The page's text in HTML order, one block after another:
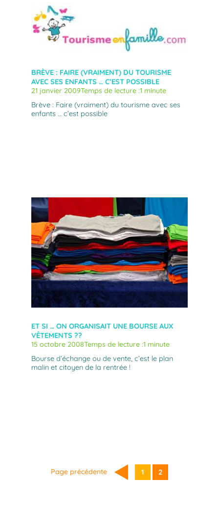
BRÈVE : FAIRE (VRAIMENT) DU TOURISME
AVEC SES ENFANTS … C’EST POSSIBLE
21 janvier 2009Temps de lecture :1 minute
Brève : Faire (vraiment) du tourisme avec ses
enfants … c’est possible
ET SI … ON ORGANISAIT UNE BOURSE AUX
VÊTEMENTS ??
15 octobre 2008Temps de lecture :1 minute
Bourse d’échange ou de vente, c’est le plan
malin et citoyen de la rentrée !
Page précédente 1 2